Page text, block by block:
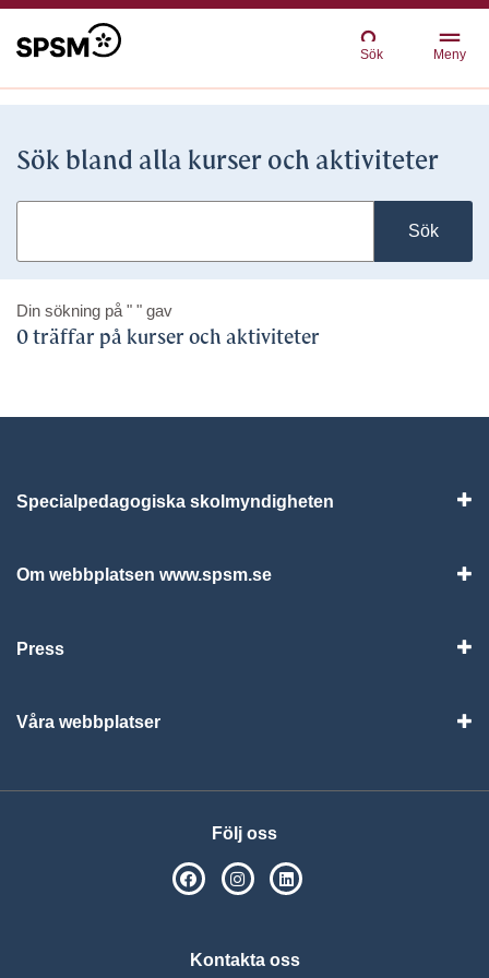
Sök Meny
Sök bland alla kurser och aktiviteter
Sök
Din sökning på " " gav
0 träffar på kurser och aktiviteter
Specialpedagogiska skolmyndigheten
Om webbplatsen www.spsm.se
Press
Våra webbplatser
Följ oss
SPSM på Facebook
SPSM på Instagram
Kontakta oss